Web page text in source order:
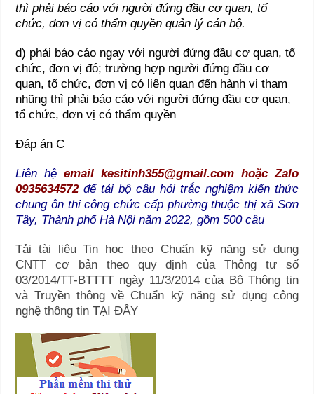
thì phải báo cáo với người đứng đầu cơ quan, tổ
chức, đơn vị có thẩm quyền quản lý cán bộ.
d) phải báo cáo ngay với người đứng đầu cơ quan, tổ
chức, đơn vị đó; trường hợp người đứng đầu cơ
quan, tổ chức, đơn vị có liên quan đến hành vi tham
nhũng thì phải báo cáo với người đứng đầu cơ quan,
tổ chức, đơn vị có thẩm quyền
Đáp án C
Liên hệemail kesitinh355@gmail.com hoặc Zalo
0935634572để tải bộ câu hỏi trắc nghiệm kiến thức
chung ôn thi công chức cấp phường thuộc thị xã Sơn
Tây, Thành phố Hà Nội năm 2022, gồm 500 câu
Tải tài liệu Tin học theo Chuẩn kỹ năng sử dụng
CNTT cơ bản theo quy định của Thông tư số
03/2014/TT-BTTTT ngày 11/3/2014 của Bộ Thông tin
và Truyền thông về Chuẩn kỹ năng sử dụng công
nghệ thông tin TẠI ĐÂY